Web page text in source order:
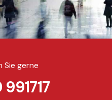
Sie gerne